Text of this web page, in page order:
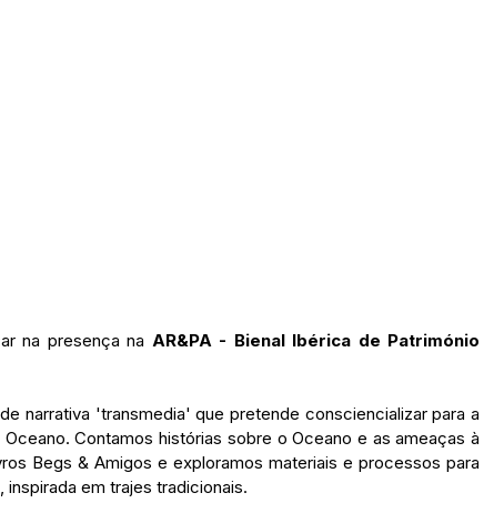
na presença na AR&PA - Bienal Ibérica de Património
narrativa 'transmedia' que pretende consciencializar para a
Contamos histórias sobre o Oceano e as ameaças à
Begs & Amigos e exploramos materiais e processos para
em trajes tradicionais.